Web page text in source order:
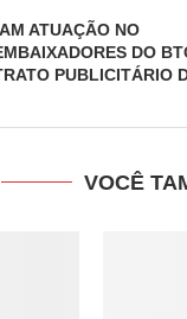
ATUAÇÃO NO
DO
PUBLICITÁRIO
VOCÊ